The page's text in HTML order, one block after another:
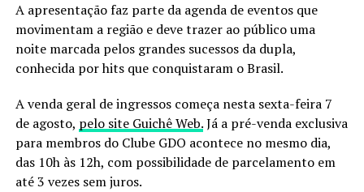
A apresentação faz parte da agenda de eventos que
movimentam a região e deve trazer ao público uma
noite marcada pelos grandes sucessos da dupla,
conhecida por hits que conquistaram o Brasil.
A venda geral de ingressos começa nesta sexta-feira 7
de agosto, pelo site Guichê Web.Já a pré-venda exclusiva
para membros do Clube GDO acontece no mesmo dia,
das 10h às 12h, com possibilidade de parcelamento em
até 3 vezes sem juros.